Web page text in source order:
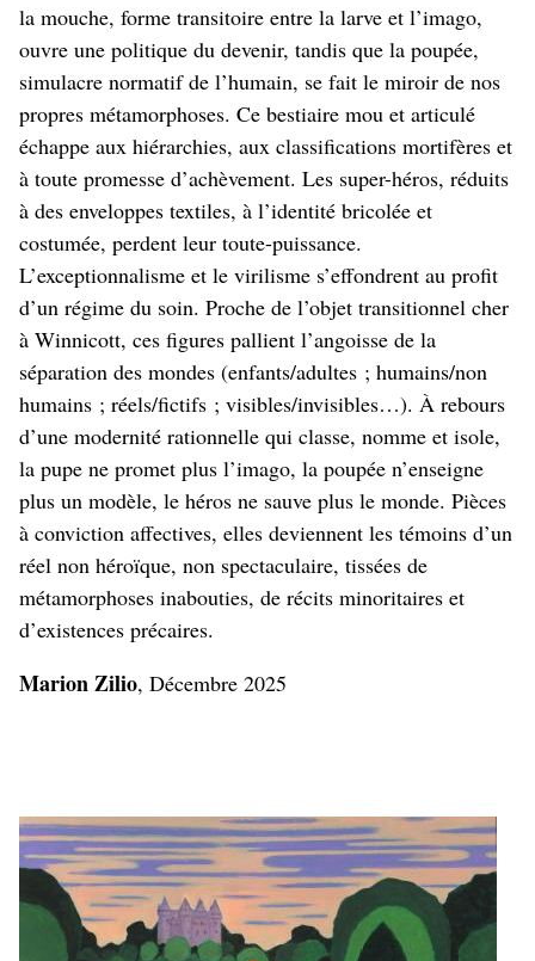
la mouche, forme transitoire entre la larve et l’imago,
ouvre une politique du devenir, tandis que la poupée,
simulacre normatif de l’humain, se fait le miroir de nos
propres métamorphoses. Ce bestiaire mou et articulé
échappe aux hiérarchies, aux classifications mortifères et
à toute promesse d’achèvement. Les super-héros, réduits
à des enveloppes textiles, à l’identité bricolée et
costumée, perdent leur toute-puissance.
L’exceptionnalisme et le virilisme s’effondrent au profit
d’un régime du soin. Proche de l’objet transitionnel cher
à Winnicott, ces figures pallient l’angoisse de la
séparation des mondes (enfants/adultes ; humains/non
humains ; réels/fictifs ; visibles/invisibles…). À rebours
d’une modernité rationnelle qui classe, nomme et isole,
la pupe ne promet plus l’imago, la poupée n’enseigne
plus un modèle, le héros ne sauve plus le monde. Pièces
à conviction affectives, elles deviennent les témoins d’un
réel non héroïque, non spectaculaire, tissées de
métamorphoses inabouties, de récits minoritaires et
d’existences précaires.
Marion Zilio, Décembre 2025